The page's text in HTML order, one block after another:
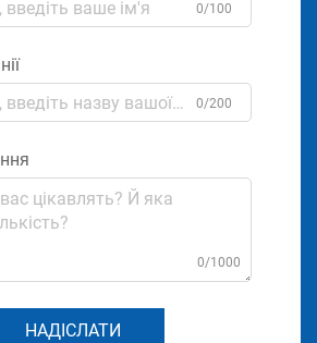
0/100
0/200
0/1000
НАДІСЛАТИ